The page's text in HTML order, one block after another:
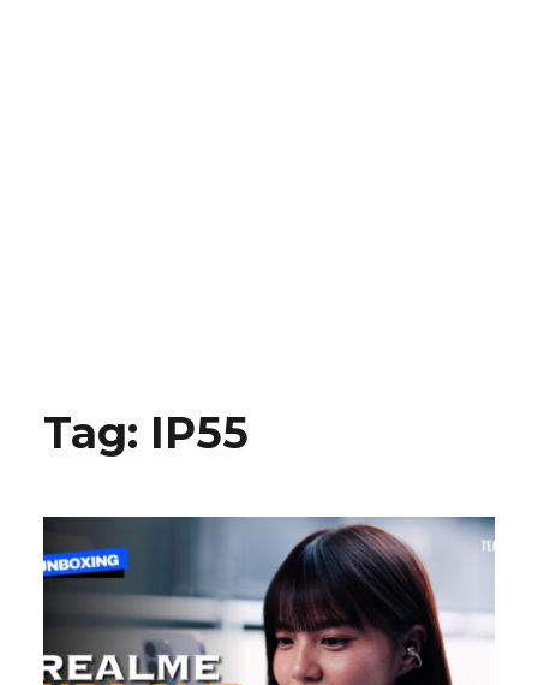
Tag: IP55